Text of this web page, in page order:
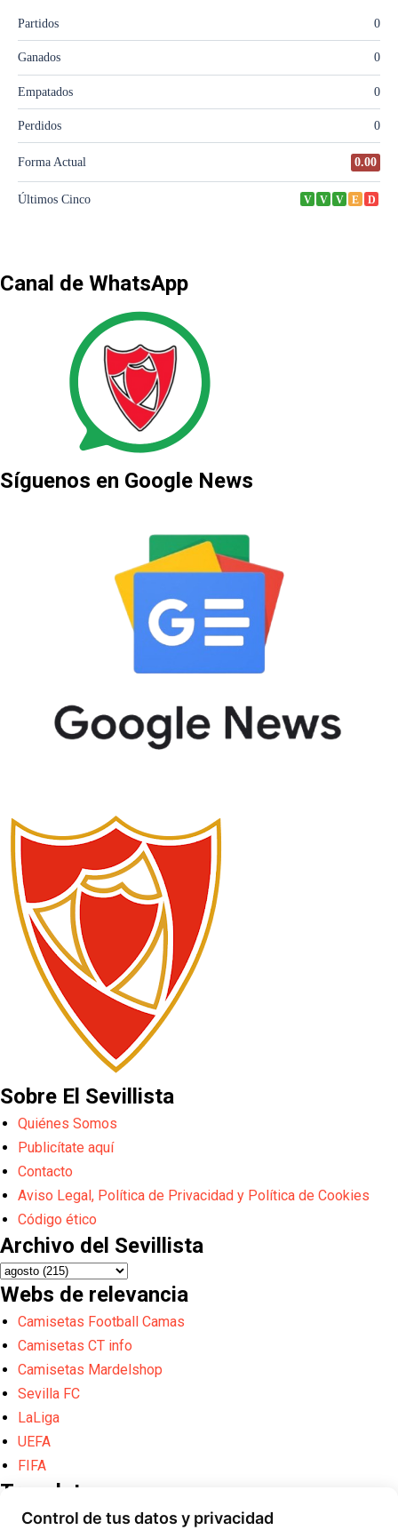
Canal de WhatsApp
Síguenos en Google News
Sobre El Sevillista
Quiénes Somos
Publicítate aquí
Contacto
Aviso Legal, Política de Privacidad y Política de Cookies
Código ético
Archivo del Sevillista
Webs de relevancia
Camisetas Football Camas
Camisetas CT info
Camisetas Mardelshop
Sevilla FC
LaLiga
UEFA
FIFA
Translate
Control de tus datos y privacidad